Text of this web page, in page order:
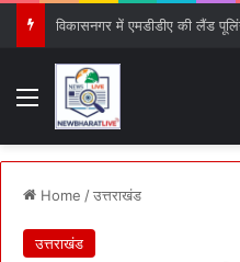
Menu
Home /उत्तराखंड
उत्तराखंड